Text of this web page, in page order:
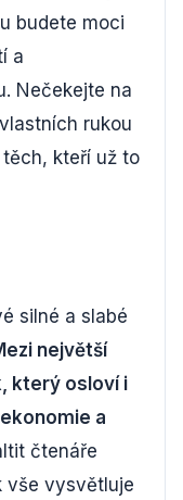
budete moci
a
Nečekejte na
rukou
kteří už to
silné a slabé
největší
který osloví i
a
čtenáře
vše vysvětluje